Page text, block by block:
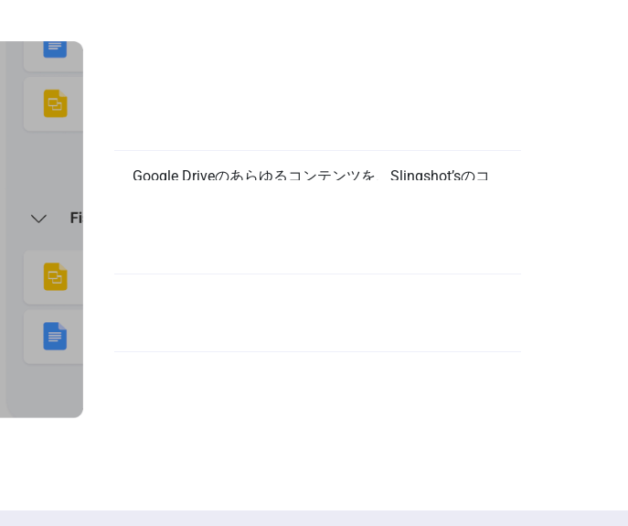
Google Driveのあらゆるコンテンツを、Slingshot’sのコ